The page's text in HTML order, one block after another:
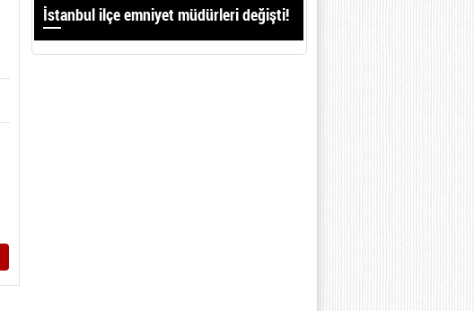
İstanbul ilçe emniyet müdürleri değişti!